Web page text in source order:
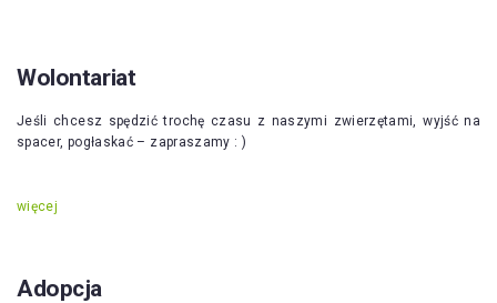
Wolontariat
Jeśli chcesz spędzić trochę czasu z naszymi zwierzętami, wyjść na
spacer, pogłaskać – zapraszamy : )
więcej
Adopcja